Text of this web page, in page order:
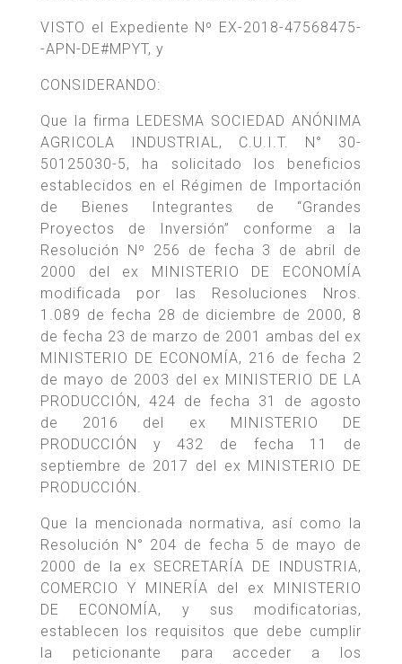
VISTO el Expediente Nº EX-2018-47568475-
-APN-DE#MPYT, y
CONSIDERANDO:
Que la firma LEDESMA SOCIEDAD ANÓNIMA
AGRICOLA INDUSTRIAL, C.U.I.T. N° 30-
50125030-5, ha solicitado los beneficios
establecidos en el Régimen de Importación
de Bienes Integrantes de “Grandes
Proyectos de Inversión” conforme a la
Resolución Nº 256 de fecha 3 de abril de
2000 del ex MINISTERIO DE ECONOMÍA
modificada por las Resoluciones Nros.
1.089 de fecha 28 de diciembre de 2000, 8
de fecha 23 de marzo de 2001 ambas del ex
MINISTERIO DE ECONOMÍA, 216 de fecha 2
de mayo de 2003 del ex MINISTERIO DE LA
PRODUCCIÓN, 424 de fecha 31 de agosto
de 2016 del ex MINISTERIO DE
PRODUCCIÓN y 432 de fecha 11 de
septiembre de 2017 del ex MINISTERIO DE
PRODUCCIÓN.
Que la mencionada normativa, así como la
Resolución N° 204 de fecha 5 de mayo de
2000 de la ex SECRETARÍA DE INDUSTRIA,
COMERCIO Y MINERÍA del ex MINISTERIO
DE ECONOMÍA, y sus modificatorias,
establecen los requisitos que debe cumplir
la peticionante para acceder a los